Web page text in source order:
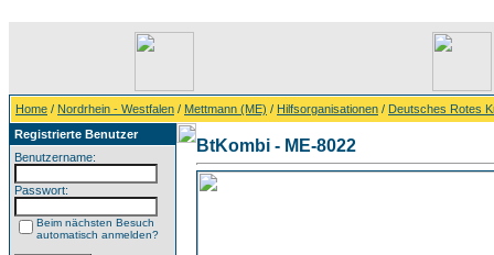
Home / Nordrhein - Westfalen / Mettmann (ME) / Hilfsorganisationen / Deutsches Rotes
Registrierte Benutzer
Benutzername:
Passwort:
Beim nächsten Besuch
automatisch anmelden?
BtKombi - ME-8022